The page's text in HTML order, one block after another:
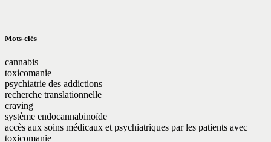
Mots-clés
cannabis
toxicomanie
psychiatrie des addictions
recherche translationnelle
craving
système endocannabinoïde
accès aux soins médicaux et psychiatriques par les patients avec
toxicomanie